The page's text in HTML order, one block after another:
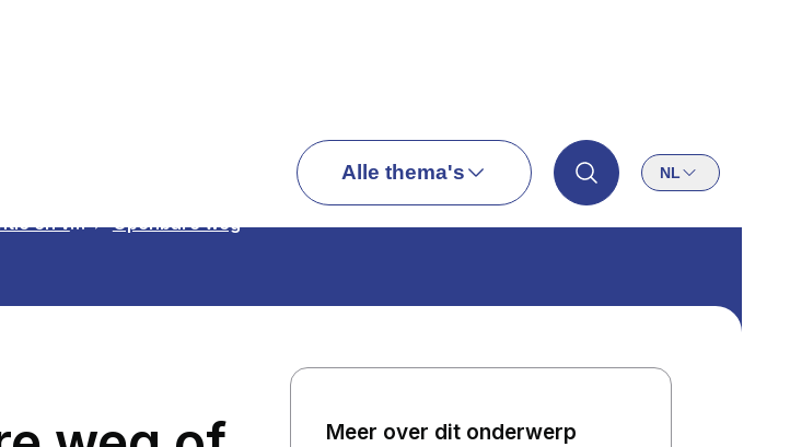
Alle thema's NL
Brandpreventie en veiligheidsadvies Openbare weg
Meer over dit onderwerp